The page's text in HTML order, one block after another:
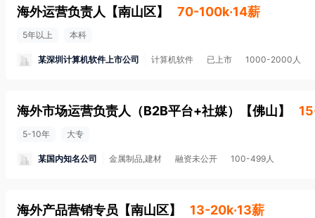
海外运营负责人 【南山区】 70-100k·14薪
5年以上 本科
某深圳计算机软件上市公司 计算机软件 已上市 1000-2000人
海外市场运营负责人（B2B平台+社媒） 【佛山】
5-10年 大专
某国内知名公司 金属制品,建材 融资未公开 100-499人
海外产品营销专员 【南山区】 13-20k·13薪